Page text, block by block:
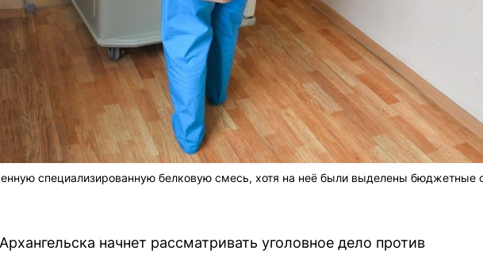
специализированную белковую смесь, хотя на неё были выделены бюджетные
начнет рассматривать уголовное дело против